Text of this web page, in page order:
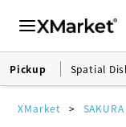
Pickup Spatial
XMarket SAKURA